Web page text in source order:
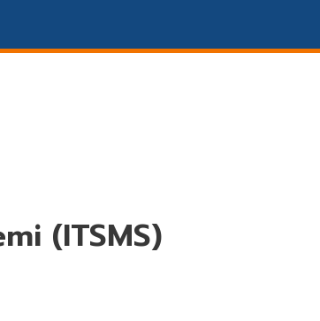
(ITSMS)